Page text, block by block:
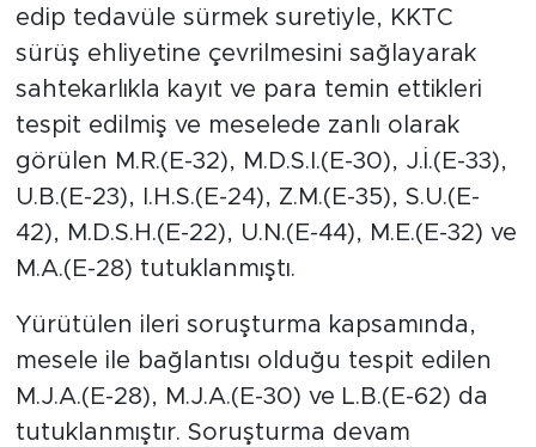
edip tedavüle sürmek suretiyle, KKTC
sürüş ehliyetine çevrilmesini sağlayarak
sahtekarlıkla kayıt ve para temin ettikleri
tespit edilmiş ve meselede zanlı olarak
görülen M.R.(E-32), M.D.S.I.(E-30), J.İ.(E-33),
U.B.(E-23), I.H.S.(E-24), Z.M.(E-35), S.U.(E-
42), M.D.S.H.(E-22), U.N.(E-44), M.E.(E-32) ve
M.A.(E-28) tutuklanmıştı.
Yürütülen ileri soruşturma kapsamında,
mesele ile bağlantısı olduğu tespit edilen
M.J.A.(E-28), M.J.A.(E-30) ve L.B.(E-62) da
tutuklanmıştır. Soruşturma devam